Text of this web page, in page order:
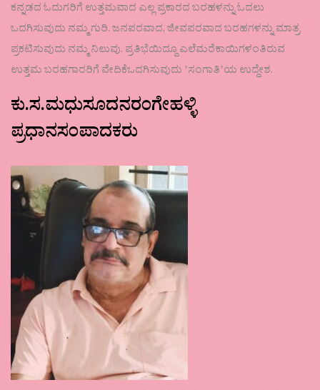
ಕನ್ನಡದ ಓದುಗರಿಗೆ ಉತ್ತಮವಾದ ಎಲ್ಲ ಪ್ರಕಾರದ ಬರಹಳನ್ನು ಓದಲು
ಒದಗಿಸುವುದು ನಮ್ಮ ಗುರಿ. ಜನಪರವಾದ, ಜೀವಪರವಾದ ಬರಹಗಳನ್ನು ಮಾತ್ರ
ಪ್ರಕಟಿಸುವುದು ನಮ್ಮ ನಿಲುವು. ಪ್ರತಿಭೆಯಿದ್ದೂ ಎಲೆಮರೆಕಾಯಿಗಳಂತಿರುವ
ಉತ್ತಮ ಬರಹಗಾರರಿಗೆ ವೇದಿಕೆಒದಗಿಸುವುದು ʼಸಂಗಾತಿʼಯ ಉದ್ದೇಶ.
ಕು.ಸ.ಮಧುಸೂದನರಂಗೇಹಳ್ಳಿ
ಪ್ರಧಾನಸಂಪಾದಕರು